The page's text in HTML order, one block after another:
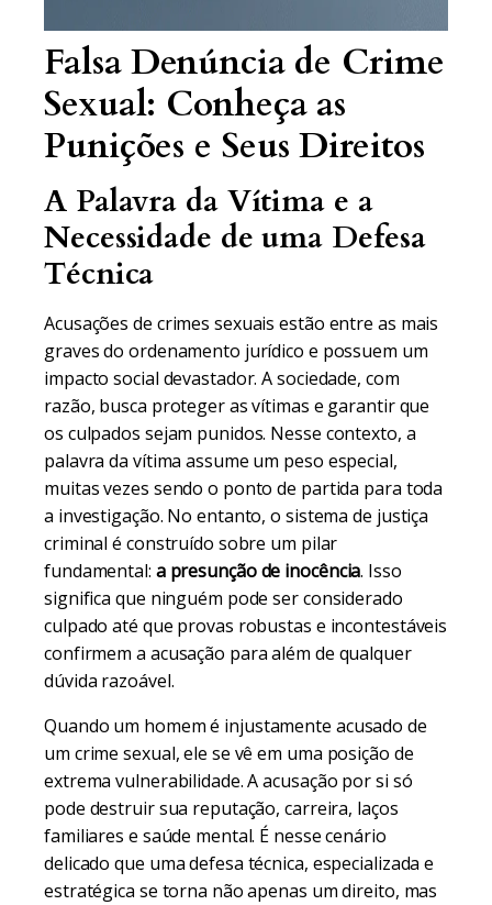
Falsa Denúncia de Crime
Sexual: Conheça as
Punições e Seus Direitos
A Palavra da Vítima e a
Necessidade de uma Defesa
Técnica
Acusações de crimes sexuais estão entre as mais
graves do ordenamento jurídico e possuem um
impacto social devastador. A sociedade, com
razão, busca proteger as vítimas e garantir que
os culpados sejam punidos. Nesse contexto, a
palavra da vítima assume um peso especial,
muitas vezes sendo o ponto de partida para toda
a investigação. No entanto, o sistema de justiça
criminal é construído sobre um pilar
fundamental: a presunção de inocência. Isso
significa que ninguém pode ser considerado
culpado até que provas robustas e incontestáveis
confirmem a acusação para além de qualquer
dúvida razoável.
Quando um homem é injustamente acusado de
um crime sexual, ele se vê em uma posição de
extrema vulnerabilidade. A acusação por si só
pode destruir sua reputação, carreira, laços
familiares e saúde mental. É nesse cenário
delicado que uma defesa técnica, especializada e
estratégica se torna não apenas um direito, mas